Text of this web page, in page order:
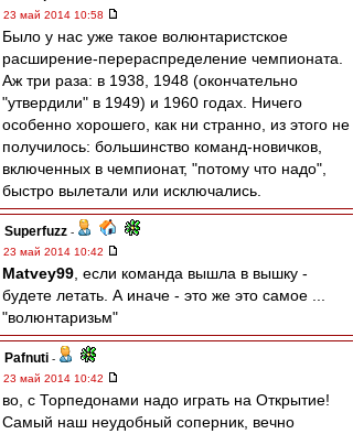
23 май 2014 10:58
Было у нас уже такое волюнтаристское
расширение-перераспределение чемпионата.
Аж три раза: в 1938, 1948 (окончательно
"утвердили" в 1949) и 1960 годах. Ничего
особенно хорошего, как ни странно, из этого не
получилось: большинство команд-новичков,
включенных в чемпионат, "потому что надо",
быстро вылетали или исключались.
Superfuzz -
23 май 2014 10:42
Matvey99 , если команда вышла в вышку -
будете летать. А иначе - это же это самое ...
"волюнтаризьм"
Pafnuti -
23 май 2014 10:42
во, с Торпедонами надо играть на Открытие!
Самый наш неудобный соперник, вечно